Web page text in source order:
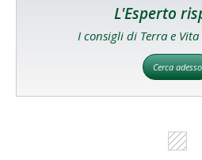
L'Esperto
I consigli di Terra e
Cerca adesso